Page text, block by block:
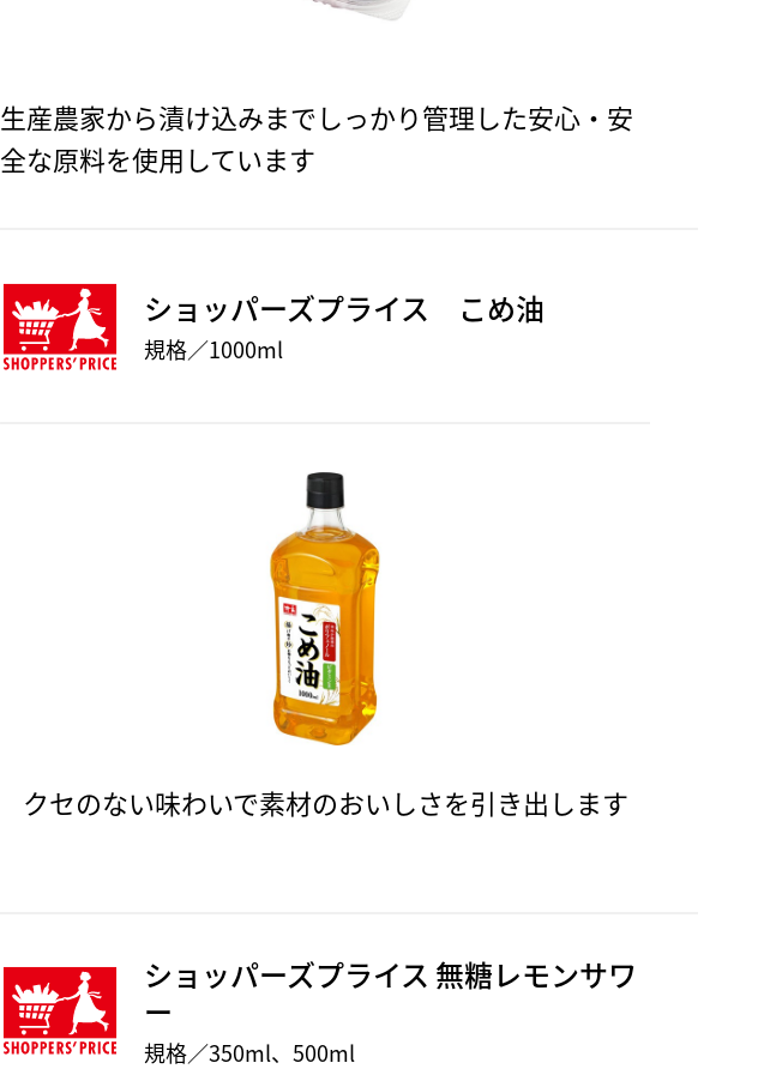
生産農家から漬け込みまでしっかり管理した安心・安
全な原料を使用しています
ショッパーズプライス こめ油
規格／1000ml
クセのない味わいで素材のおいしさを引き出します
ショッパーズプライス 無糖レモンサワ
ー
規格／350ml、500ml